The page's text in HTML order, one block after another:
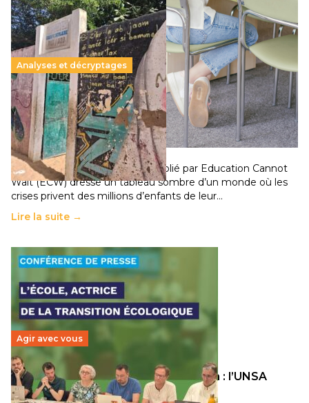
Analyses et décryptages
258 millions d’enfants victimes de la guerre, des
chocs climatiques et des déplacements de
population
11 juillet 2026- National
Un nouveau rapport mondial publié par Education Cannot
Wait (ECW) dresse un tableau sombre d’un monde où les
crises privent des millions d’enfants de leur…
Lire la suite →
Agir avec vous
Transition écologique de l’éducation : l’UNSA
Éducation fait bouger les lignes